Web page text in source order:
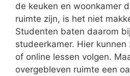
de keuken en woonkamer
ruimte zijn, is het niet
Studenten baten daarom
studeerkamer. Hier kunnen
of online lessen volgen.
overgebleven ruimte een